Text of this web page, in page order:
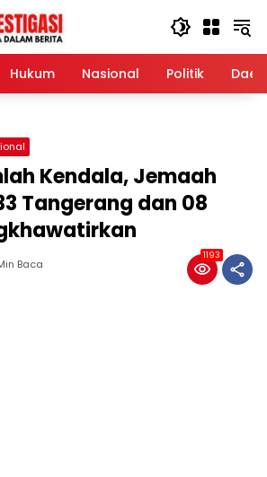
Hukum Nasional Politik
Kendala, Jemaah
Tangerang dan 08
Baca
1193